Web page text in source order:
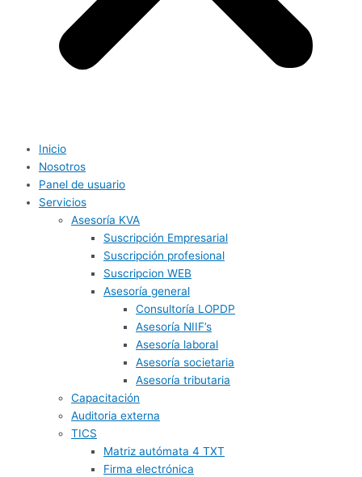
Inicio
Nosotros
Panel de usuario
Servicios
Asesoría KVA
Suscripción Empresarial
Suscripción profesional
Suscripcion WEB
Asesoría general
Consultoría LOPDP
Asesoría NIIF’s
Asesoría laboral
Asesoría societaria
Asesoría tributaria
Capacitación
Auditoria externa
TICS
Matriz autómata 4 TXT
Firma electrónica